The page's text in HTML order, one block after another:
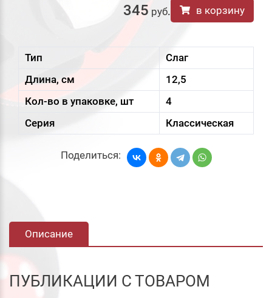
345 руб. в корзину
Тип
Слаг
Длина, см
12,5
Кол-во в упаковке, шт
4
Серия
Классическая
Поделиться:
Описание
ПУБЛИКАЦИИ С ТОВАРОМ